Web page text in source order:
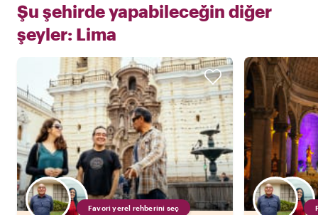
Şu şehirde yapabileceğin diğer
şeyler: Lima
Favori yerel rehberini seç